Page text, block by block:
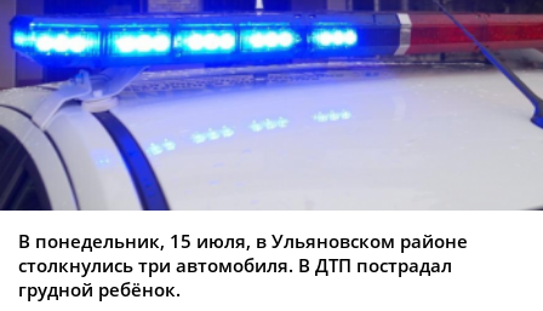
В понедельник, 15 июля, в Ульяновском районе
столкнулись три автомобиля. В ДТП пострадал
грудной ребёнок.